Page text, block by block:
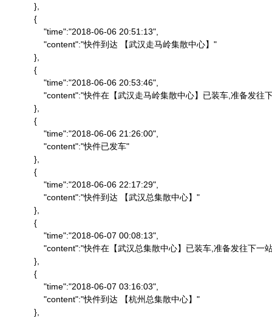
            },
            {
                "time":"2018-06-06 20:51:13",
                "content":"快件到达 【武汉走马岭集散中心】"
            },
            {
                "time":"2018-06-06 20:53:46",
"content":"快件在【武汉走马岭集散中心】已装车,准备发往
            },
            {
                "time":"2018-06-06 21:26:00",
                "content":"快件已发车"
            },
            {
                "time":"2018-06-06 22:17:29",
                "content":"快件到达 【武汉总集散中心】"
            },
            {
                "time":"2018-06-07 00:08:13",
"content":"快件在【武汉总集散中心】已装车,准备发往下一
            },
            {
                "time":"2018-06-07 03:16:03",
                "content":"快件到达 【杭州总集散中心】"
            },